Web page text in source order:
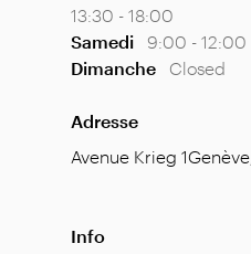
13:30 - 18:00
Samedi
9:00 - 12:00
Dimanche
Closed
Adresse
Avenue Krieg 1Genève
Info